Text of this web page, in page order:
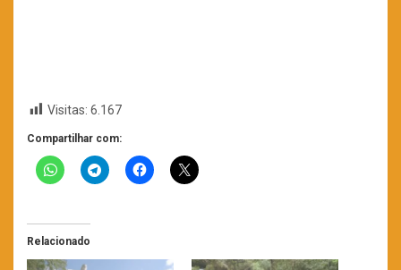
Visitas: 6.167
Compartilhar com:
Relacionado